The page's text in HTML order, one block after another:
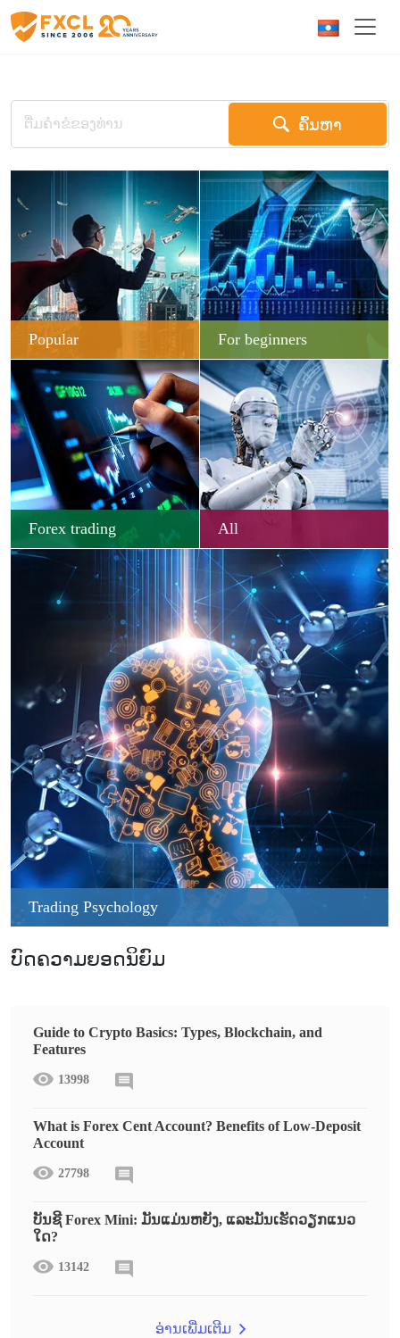
ຄົ້ນຫາ
Popular For beginners
Forex trading All
Trading Psychology
ບົດຄວາມຍອດນິຍົມ
Guide to Crypto Basics: Types, Blockchain, and
Features
13998
What is Forex Cent Account? Benefits of Low-Deposit
Account
27798
ບັນຊີ Forex Mini: ມັນແມ່ນຫຍັງ, ແລະມັນເຮັດວຽກແນວ
ໃດ?
13142
ອ່ານເພີ່ມເຕີມ